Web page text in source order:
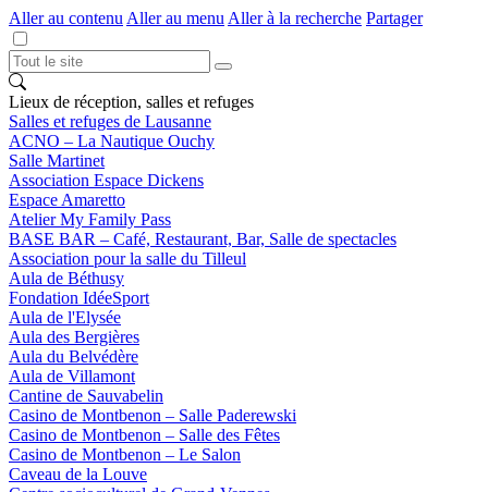
Aller au contenu Aller au menu Aller à la recherche Partager
Lieux de réception, salles et refuges
Salles et refuges de Lausanne
ACNO – La Nautique Ouchy
Salle Martinet
Association Espace Dickens
Espace Amaretto
Atelier My Family Pass
BASE BAR – Café, Restaurant, Bar, Salle de spectacles
Association pour la salle du Tilleul
Aula de Béthusy
Fondation IdéeSport
Aula de l'Elysée
Aula des Bergières
Aula du Belvédère
Aula de Villamont
Cantine de Sauvabelin
Casino de Montbenon – Salle Paderewski
Casino de Montbenon – Salle des Fêtes
Casino de Montbenon – Le Salon
Caveau de la Louve